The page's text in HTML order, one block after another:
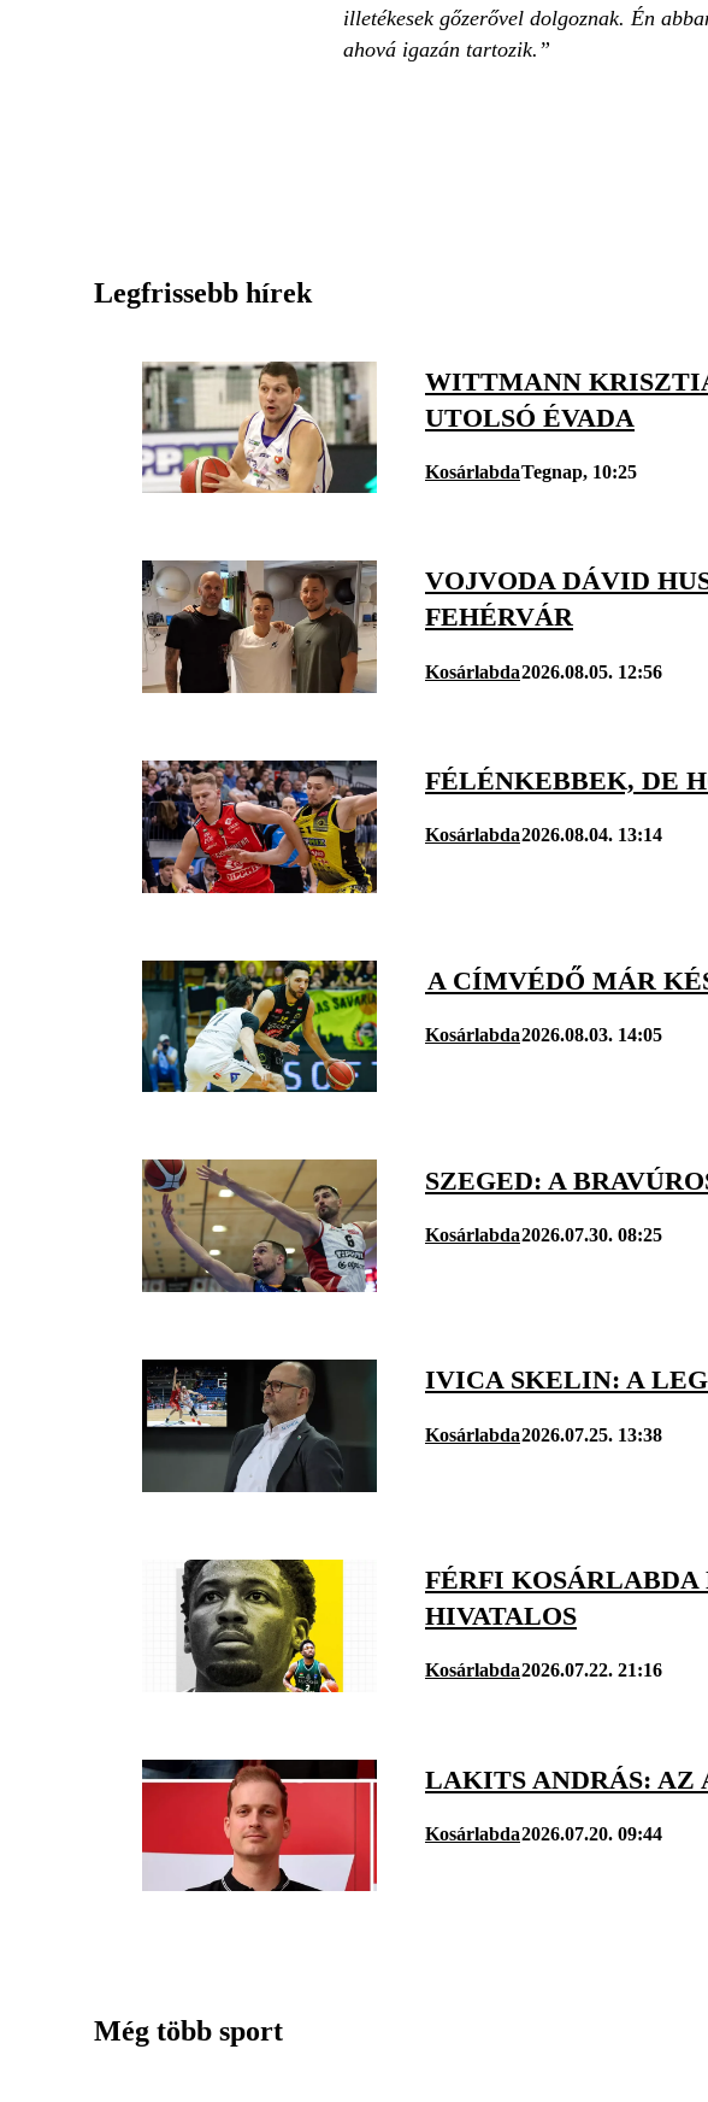
illetékesek gőzerővel dolgoznak. Én
ahová igazán tartozik.”
Legfrissebb hírek
WITTMANN
UTOLSÓ ÉVADA
KosárlabdaTegnap, 10:25
VOJVODA DÁVID
FEHÉRVÁR
Kosárlabda2026.08.05. 12:56
FÉLÉNKEBBEK, DE
Kosárlabda2026.08.04. 13:14
A CÍMVÉDŐ MÁR
Kosárlabda2026.08.03. 14:05
SZEGED: A
Kosárlabda2026.07.30. 08:25
IVICA SKELIN: A
Kosárlabda2026.07.25. 13:38
FÉRFI
HIVATALOS
Kosárlabda2026.07.22. 21:16
LAKITS ANDRÁS: AZ
Kosárlabda2026.07.20. 09:44
Még több sport